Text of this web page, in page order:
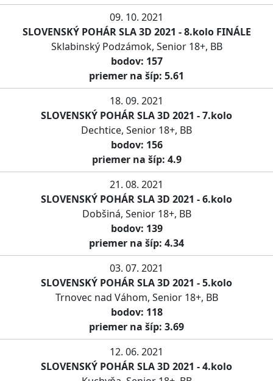
09. 10. 2021
SLOVENSKÝ POHÁR SLA 3D 2021 - 8.kolo FINÁLE
Sklabinský Podzámok, Senior 18+, BB
bodov: 157
priemer na šíp: 5.61
18. 09. 2021
SLOVENSKÝ POHÁR SLA 3D 2021 - 7.kolo
Dechtice, Senior 18+, BB
bodov: 156
priemer na šíp: 4.9
21. 08. 2021
SLOVENSKÝ POHÁR SLA 3D 2021 - 6.kolo
Dobšiná, Senior 18+, BB
bodov: 139
priemer na šíp: 4.34
03. 07. 2021
SLOVENSKÝ POHÁR SLA 3D 2021 - 5.kolo
Trnovec nad Váhom, Senior 18+, BB
bodov: 118
priemer na šíp: 3.69
12. 06. 2021
SLOVENSKÝ POHÁR SLA 3D 2021 - 4.kolo